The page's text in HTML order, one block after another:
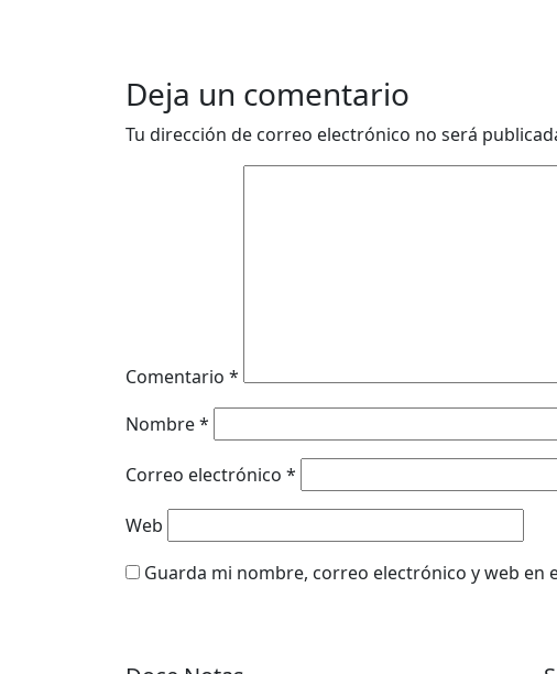
Deja un comentario
Tu dirección de correo electrónico no será
Comentario *
Nombre*
Correo electrónico *
Web
Guarda mi nombre, correo electrónico y web en